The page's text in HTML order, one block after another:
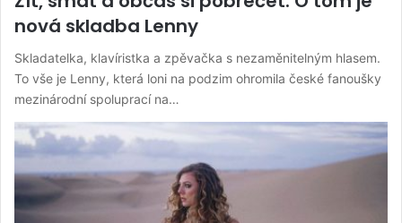
nová skladba Lenny
Skladatelka, klavíristka a zpěvačka s nezaměnitelným hlasem.
To vše je Lenny, která loni na podzim ohromila české fanoušky
mezinárodní spoluprací na…